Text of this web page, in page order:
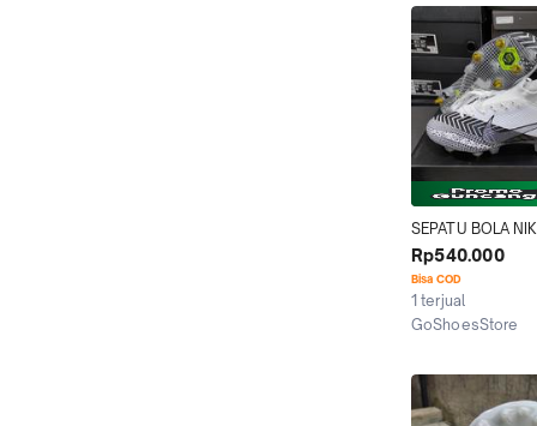
SEPATU BOLA
MERCURIAL
ELITE PUTIH
ANTICLOG
Rp540.000
Bisa COD
1 terjual
GoShoesStore